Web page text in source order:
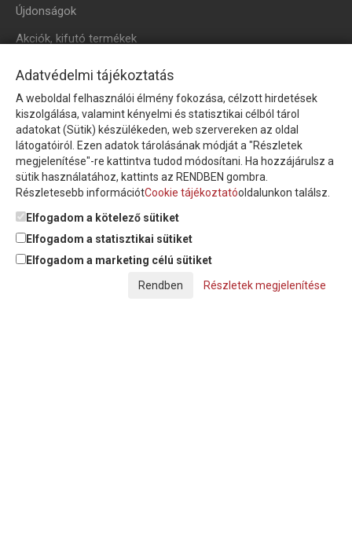
Újdonságok
Akciók, kifutó termékek
HÍRLEVÉL
Íratkozzon fel hírlevelünkre!
Feliratkozom a hírlevélre és nyilatkozom, hogy azadatkezelési
tájékoztatót elolvastam, megismertem és elfogadom.
© Copyright Triász-Tömlő Kft. | Minden jog fenntartva!
Adatvédelmi tájékoztatás
A weboldal felhasználói élmény fokozása, célzott hirdetések
kiszolgálása, valamint kényelmi és statisztikai célból tárol
adatokat (Sütik) készülékeden, web szervereken az oldal
látogatóiról. Ezen adatok tárolásának módját a "Részletek
megjelenítése"-re kattintva tudod módosítani. Ha hozzájárulsz a
sütik használatához, kattints az RENDBEN gombra.
Részletesebb információtCookie tájékoztatóoldalunkon találsz.
Elfogadom a kötelező sütiket
Elfogadom a statisztikai sütiket
Elfogadom a marketing célú sütiket
Részletek megjelenítése